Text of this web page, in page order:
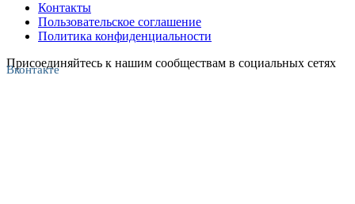
Контакты
Пользовательское соглашение
Политика конфиденциальности
Присоединяйтесь к нашим сообществам в социальных сетях
Вконтакте